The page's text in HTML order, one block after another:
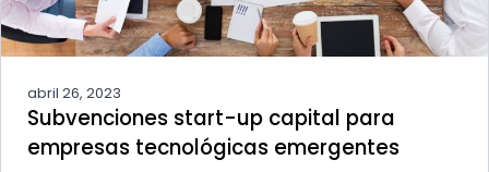
abril 26, 2023
Subvenciones start-up capital para
empresas tecnológicas emergentes